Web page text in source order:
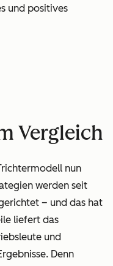
und positives
Vergleich
nun
werden seit
– und das hat
liefert das
und
Denn